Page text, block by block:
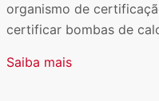
organismo de
certificar bombas de
Saiba mais